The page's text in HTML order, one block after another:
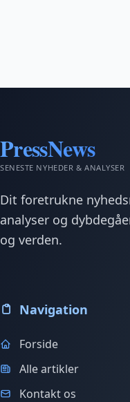
PressNews
SENESTE NYHEDER & ANALYSER
Dit foretrukne
analyser og
og verden.
Navigation
Forside
Alle artikler
Kontakt os